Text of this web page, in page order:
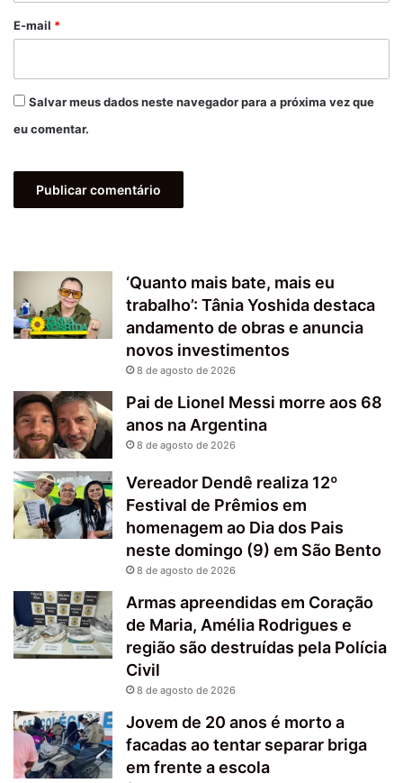
*
E-mail *
Salvar meus dados neste navegador para a próxima vez que
eu comentar.
‘Quanto mais bate, mais eu
trabalho’: Tânia Yoshida destaca
andamento de obras e anuncia
novos investimentos
8 de agosto de 2026
Pai de Lionel Messi morre aos 68
anos na Argentina
8 de agosto de 2026
Vereador Dendê realiza 12º
Festival de Prêmios em
homenagem ao Dia dos Pais
neste domingo (9) em São Bento
8 de agosto de 2026
Armas apreendidas em Coração
de Maria, Amélia Rodrigues e
região são destruídas pela Polícia
Civil
8 de agosto de 2026
Jovem de 20 anos é morto a
facadas ao tentar separar briga
em frente a escola